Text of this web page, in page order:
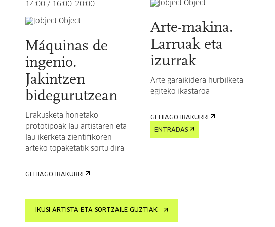
14:00 / 16:00-20:00
Máquinas de
ingenio.
Jakintzen
bidegurutzean
Erakusketa honetako
prototipoak lau artistaren eta
lau ikerketa zientifikoren
arteko topaketatik sortu dira
GEHIAGO IRAKURRI
Arte-makina.
Larruak eta
izurrak
Arte garaikidera hurbilketa
egiteko ikastaroa
GEHIAGO IRAKURRI
ENTRADAS
IKUSI ARTISTA ETA SORTZAILE GUZTIAK